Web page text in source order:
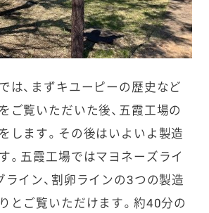
は、まずキユーピーの歴史など
ご覧いただいた後、五霞工場の
します。その後はいよいよ製造
。五霞工場ではマヨネーズライ
ライン、割卵ラインの3つの製造
とご覧いただけます。約40分の